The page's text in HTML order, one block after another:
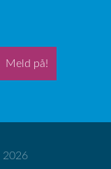
Meld på!
2026